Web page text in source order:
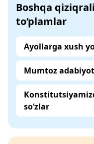
Boshqa
to‘plamlar
Ayollarga xush
Mumtoz
so‘zlar